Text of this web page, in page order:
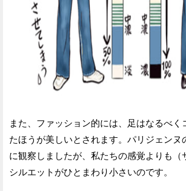
また、ファッション的には、足はなるべく
たほうが美しいとされます。パリジェンヌ
に観察しましたが、私たちの感覚よりも（
シルエットがひとまわり小さいのです。